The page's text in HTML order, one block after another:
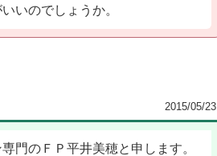
いのでしょうか。
2015/05/23
門のＦＰ平井美穂と申します。